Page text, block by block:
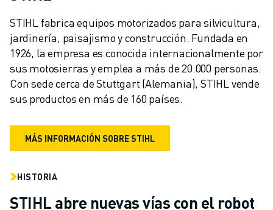
STIHL fabrica equipos motorizados para silvicultura,
jardinería, paisajismo y construcción. Fundada en
1926, la empresa es conocida internacionalmente por
sus motosierras y emplea a más de 20.000 personas.
Con sede cerca de Stuttgart (Alemania), STIHL vende
sus productos en más de 160 países.
MÁS INFORMACIÓN SOBRE STIHL
HISTORIA
STIHL abre nuevas vías con el robot